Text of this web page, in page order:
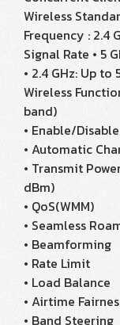
Wireless
Frequency : 2.4
Signal Rate • 5
• 2.4 GHz: Up to
Wireless
band)
• Enable/
• Automatic
• Transmit
dBm)
• QoS(WMM)
• Seamless
• Beamforming
• Rate Limit
• Load Balance
• Airtime
• Band Steering